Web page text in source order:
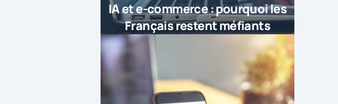
IA et e-commerce : pourquoi les
Français restent méfiants